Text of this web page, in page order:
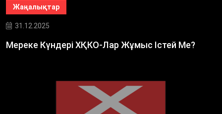
Жаңалықтар
31.12.2025
Мереке Күндері ХҚКО-Лар Жұмыс Істей Ме?